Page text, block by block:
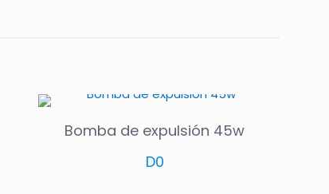
Bomba de expulsión 45w
D0